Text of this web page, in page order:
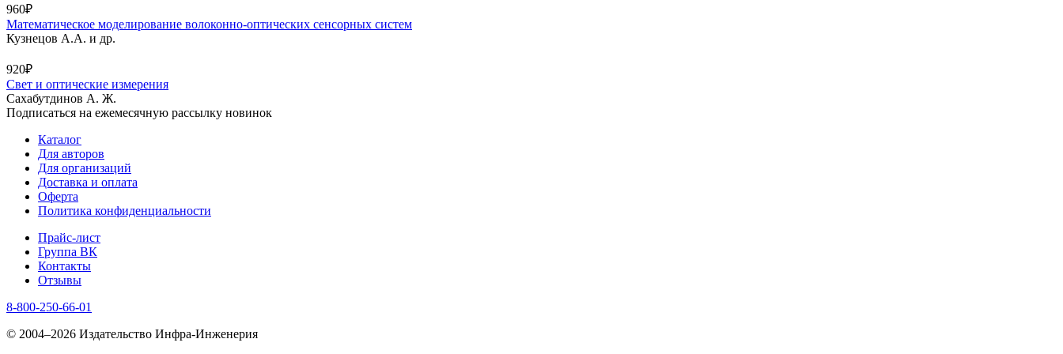
960₽
Математическое моделирование волоконно-оптических сенсорных систем
Кузнецов А.А. и др.
920₽
Свет и оптические измерения
Сахабутдинов А. Ж.
Подписаться на ежемесячную рассылку новинок
Каталог
Для авторов
Для организаций
Доставка и оплата
Оферта
Политика конфиденциальности
Прайс-лист
Группа ВК
Контакты
Отзывы
8-800-250-66-01
© 2004–2026 Издательство Инфра-Инженерия